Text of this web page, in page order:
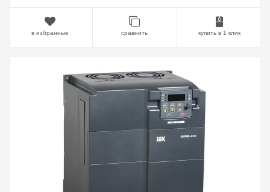
в избранные сравнить купить в 1 клик